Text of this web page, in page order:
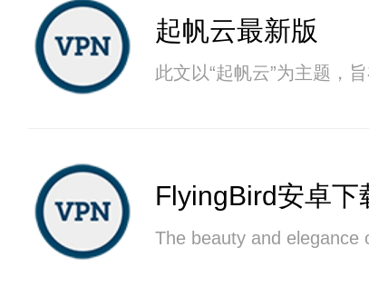
起帆云最新版
此文以“起帆云”为主题，
FlyingBird安卓下
The beauty and elegance